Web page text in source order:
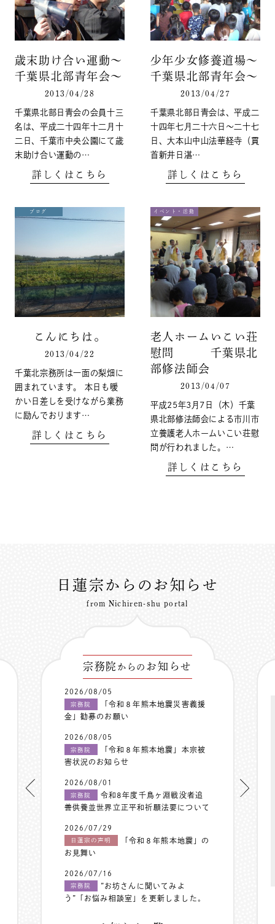
歳末助け合い運動～
千葉県北部青年会～
2013/04/28
千葉県北部日青会の会員十三
名は、平成二十四年十二月十
二日、千葉市中央公園にて歳
末助け合い運動の…
詳しくはこちら
少年少女修養道場～
千葉県北部青年会～
2013/04/27
千葉県北部日青会は、平成二
十四年七月二十六日～二十七
日、大本山中山法華経寺（貫
首新井日湛…
詳しくはこちら
ブログ
こんにちは。
2013/04/22
千葉北宗務所は一面の梨畑に
囲まれています。 本日も暖
かい日差しを受けながら業務
に励んでおります…
詳しくはこちら
イベント・活動
老人ホームいこい荘
慰問 千葉県北
部修法師会
2013/04/07
平成25年3月7日（木）千葉
県北部修法師会による市川市
立養護老人ホームいこい荘慰
問が行われました。…
詳しくはこちら
日蓮宗からのお知らせ
from Nichiren-shu portal
宗務院 からの お知らせ
2026/08/05
宗務院
「令和８年熊本地震災害義援
金」勧募のお願い
2026/08/05
宗務院
「令和８年熊本地震」本宗被
害状況のお知らせ
2026/08/01
宗務院
令和8年度千鳥ヶ淵戦没者追
善供養並世界立正平和祈願法要について
2026/07/29
日蓮宗の声明
「令和８年熊本地震」の
お見舞い
2026/07/16
宗務院
”お坊さんに聞いてみよ
う”「お悩み相談室」を更新しました。